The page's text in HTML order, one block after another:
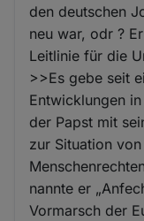
den deutschen
neu war, odr ?
Leitlinie für die
>>Es gebe seit
Entwicklungen
der Papst mit
zur Situation
nannte er
Vormarsch der